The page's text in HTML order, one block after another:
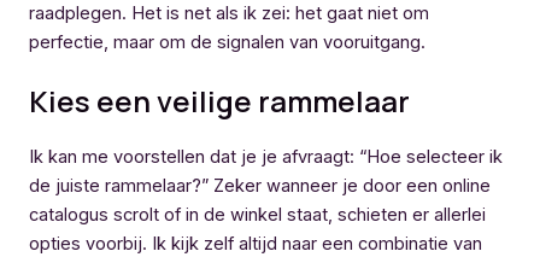
raadplegen. Het is net als ik zei: het gaat niet om
perfectie, maar om de signalen van vooruitgang.
Kies een veilige rammelaar
Ik kan me voorstellen dat je je afvraagt: “Hoe selecteer ik
de juiste rammelaar?” Zeker wanneer je door een online
catalogus scrolt of in de winkel staat, schieten er allerlei
opties voorbij. Ik kijk zelf altijd naar een combinatie van